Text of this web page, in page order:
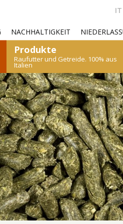
IT
NACHHALTIGKEIT
KAMELE, ALPAKAS
Produkte
Raufutter und Getreide. 100% aus
Italien
GETREIDE FUTTERMITTEL